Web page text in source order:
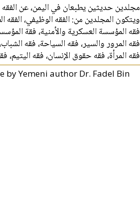
مجلدين حديثين يطبعان في اليمن، عن
ويتكون المجلدين من: الفقه الوظيفي، الفقه
فقه المؤسسة العسكرية والأمنية، فقة
فقه المرور والسير، فقه السياحة، فقه
فقه المرأة، فقه حقوق الإنسان، فقه اليتيم،
by Yemeni author Dr. Fadel Bin